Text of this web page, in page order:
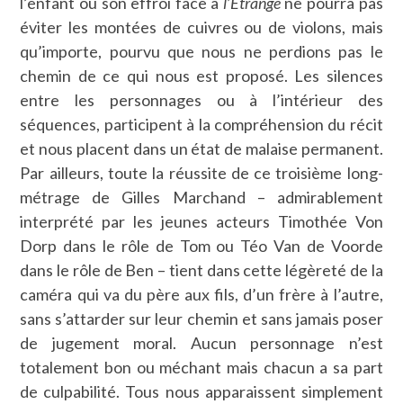
éviter les montées de cuivres ou de violons, mais
qu’importe, pourvu que nous ne perdions pas le
chemin de ce qui nous est proposé. Les silences
entre les personnages ou à l’intérieur des
séquences, participent à la compréhension du récit
et nous placent dans un état de malaise permanent.
Par ailleurs, toute la réussite de ce troisième long-
métrage de Gilles Marchand – admirablement
interprété par les jeunes acteurs Timothée Von
Dorp dans le rôle de Tom ou Téo Van de Voorde
dans le rôle de Ben – tient dans cette légèreté de la
caméra qui va du père aux fils, d’un frère à l’autre,
sans s’attarder sur leur chemin et sans jamais poser
de jugement moral. Aucun personnage n’est
totalement bon ou méchant mais chacun a sa part
de culpabilité. Tous nous apparaissent simplement